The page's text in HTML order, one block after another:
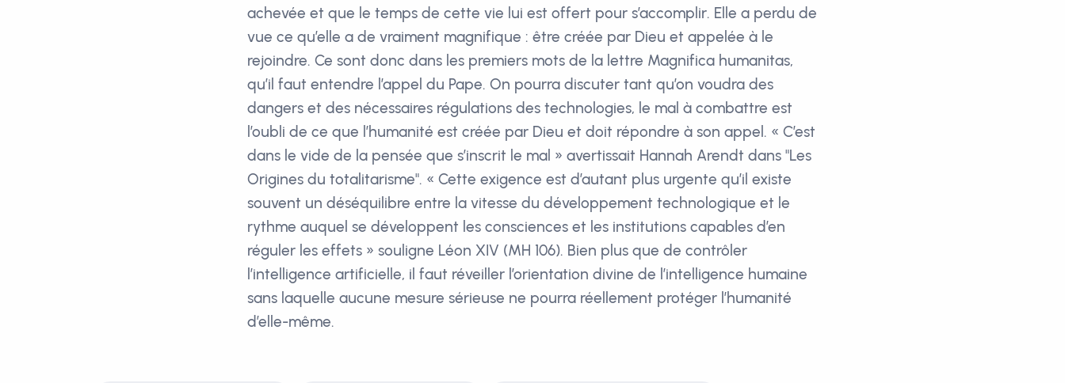
achevée et que le temps de cette vie lui est offert pour s’accomplir. Elle a perdu de
vue ce qu’elle a de vraiment magnifique : être créée par Dieu et appelée à le
rejoindre. Ce sont donc dans les premiers mots de la lettre Magnifica humanitas,
qu’il faut entendre l’appel du Pape. On pourra discuter tant qu’on voudra des
dangers et des nécessaires régulations des technologies, le mal à combattre est
l’oubli de ce que l’humanité est créée par Dieu et doit répondre à son appel. « C’est
dans le vide de la pensée que s’inscrit le mal » avertissait Hannah Arendt dans "Les
Origines du totalitarisme". « Cette exigence est d’autant plus urgente qu’il existe
souvent un déséquilibre entre la vitesse du développement technologique et le
rythme auquel se développent les consciences et les institutions capables d’en
réguler les effets » souligne Léon XIV (MH 106). Bien plus que de contrôler
l’intelligence artificielle, il faut réveiller l’orientation divine de l’intelligence humaine
sans laquelle aucune mesure sérieuse ne pourra réellement protéger l’humanité
d’elle-même.